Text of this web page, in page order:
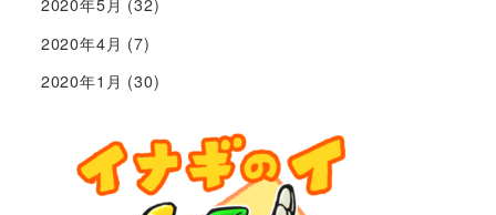
2020年5月 (32)
2020年4月 (7)
2020年1月 (30)